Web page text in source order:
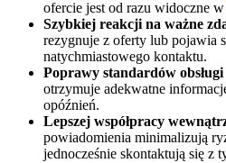
ofercie jest od razu widoczne
Szybkiej reakcji na ważne
rezygnuje z oferty lub pojawia
natychmiastowego kontaktu.
Poprawy standardów
otrzymuje adekwatne
opóźnień.
Lepszej współpracy
powiadomienia minimalizują
jednocześnie skontaktują się z